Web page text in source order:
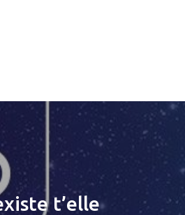
t’elle